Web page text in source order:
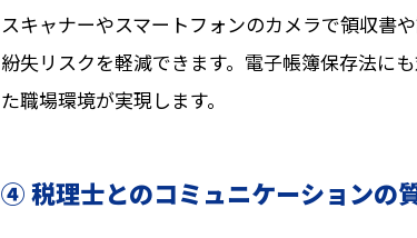
スキャナーやスマートフォンのカメラで領収書
紛失リスクを軽減できます。電子帳簿保存法に
た職場環境が実現します。
④ 税理士とのコミュニケーションの